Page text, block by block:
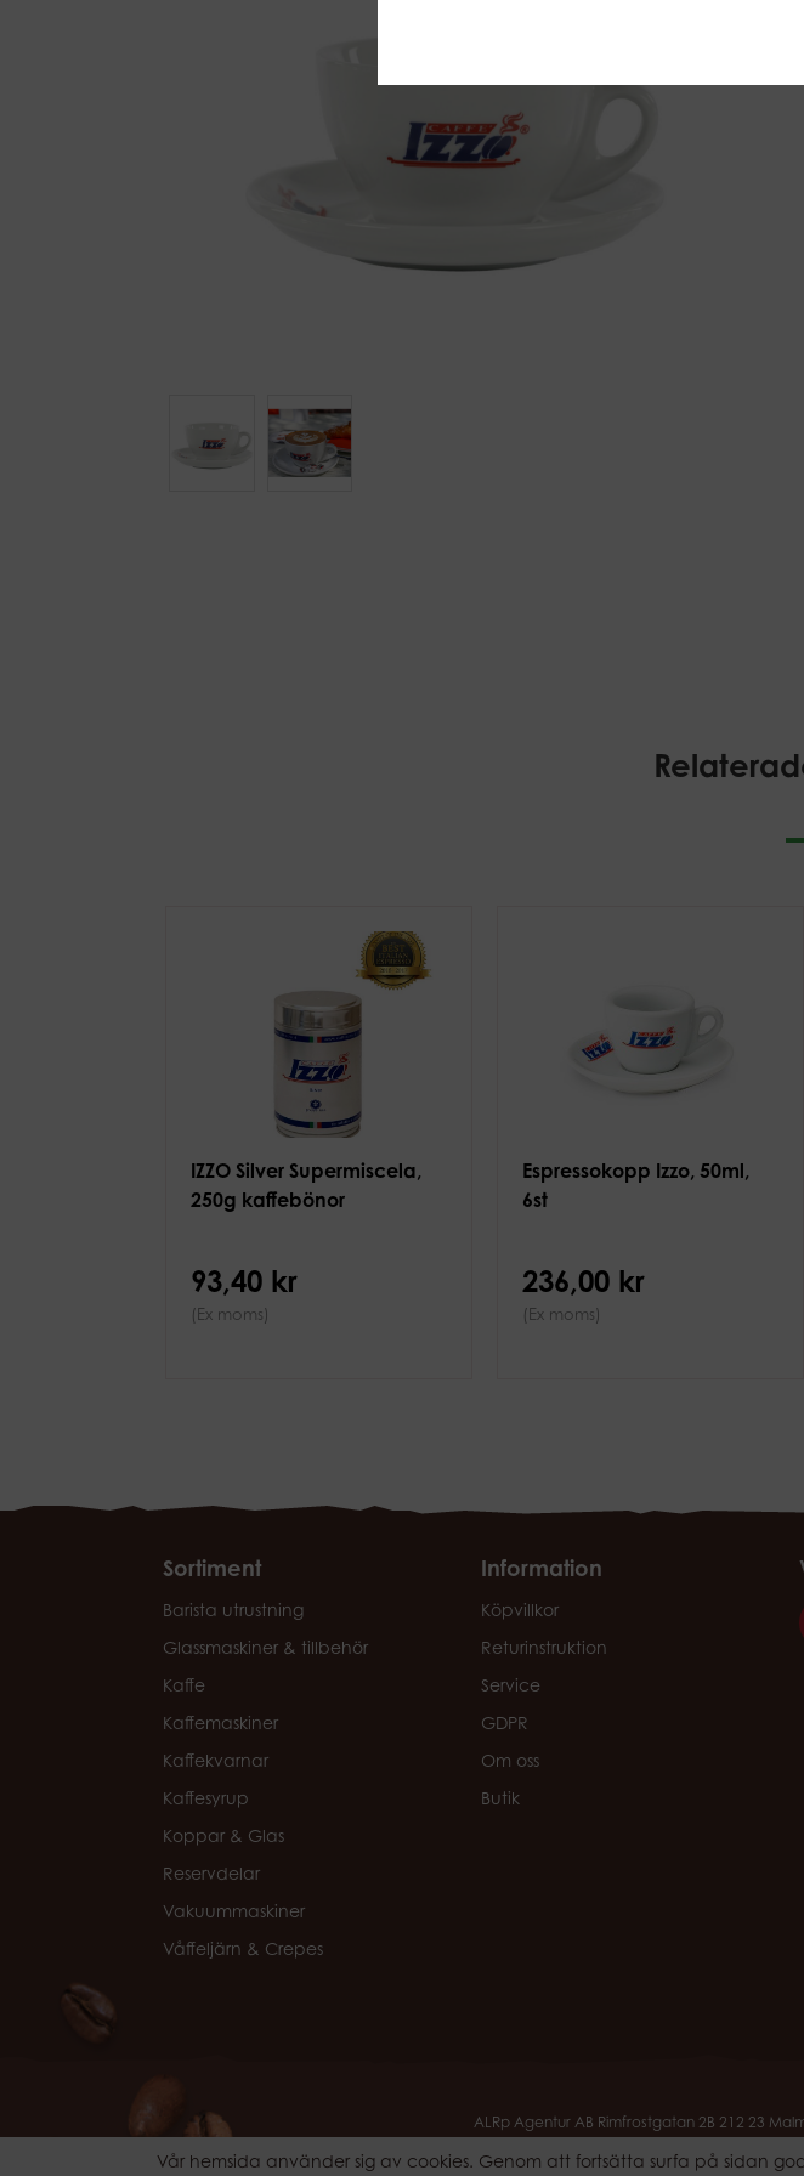
IZZO Silver Supermiscela,
250g kaffebönor
93,40 kr
(Ex moms)
Espressokopp Izzo, 50ml,
6st
236,00 kr
(Ex moms)
Sortiment
Barista utrustning
Glassmaskiner & tillbehör
Kaffe
Kaffemaskiner
Kaffekvarnar
Kaffesyrup
Koppar & Glas
Reservdelar
Vakuummaskiner
Våffeljärn & Crepes
Information
Köpvillkor
Returinstruktion
Service
GDPR
Om oss
Butik
ALRp Agentur AB Rimfrostgatan 2B 212 23
Produktion &
Vår hemsida använder sig av cookies. Genom att fortsätta surfa på sidan